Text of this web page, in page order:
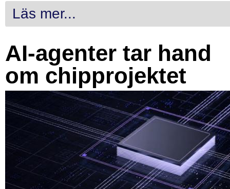
Läs mer...
AI-agenter tar hand
om chipprojektet